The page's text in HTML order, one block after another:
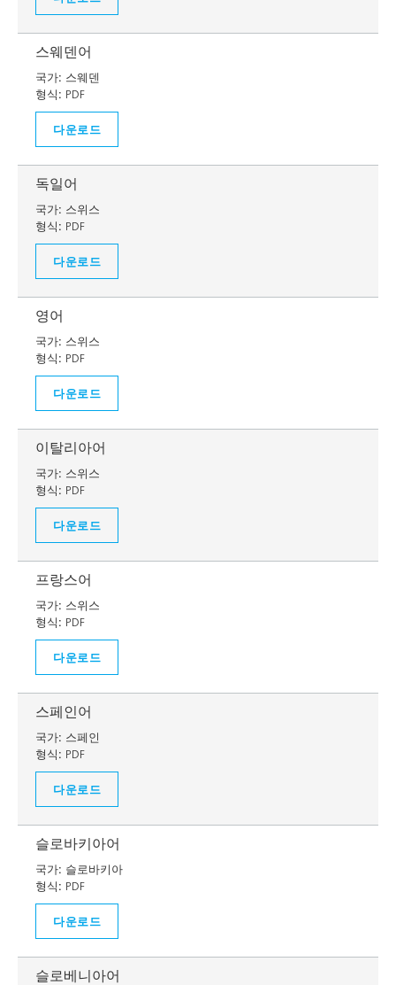
스웨덴어
국가: 스웨덴
형식: PDF
다운로드
독일어
국가: 스위스
형식: PDF
다운로드
영어
국가: 스위스
형식: PDF
다운로드
이탈리아어
국가: 스위스
형식: PDF
다운로드
프랑스어
국가: 스위스
형식: PDF
다운로드
스페인어
국가: 스페인
형식: PDF
다운로드
슬로바키아어
국가: 슬로바키아
형식: PDF
다운로드
슬로베니아어